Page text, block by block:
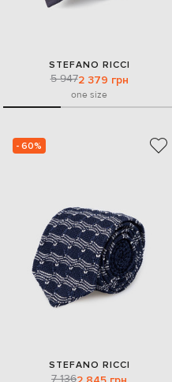
STEFANO RICCI
5 9472 379 грн
one size
- 60%
STEFANO RICCI
7 136